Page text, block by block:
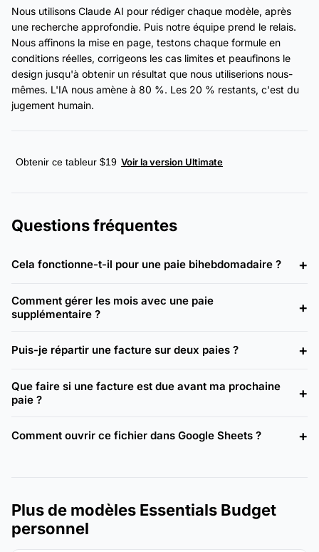
Nous utilisons Claude AI pour rédiger chaque modèle, après
une recherche approfondie. Puis notre équipe prend le relais.
Nous affinons la mise en page, testons chaque formule en
conditions réelles, corrigeons les cas limites et peaufinons le
design jusqu'à obtenir un résultat que nous utiliserions nous-
mêmes. L'IA nous amène à 80 %. Les 20 % restants, c'est du
jugement humain.
Obtenir ce tableur $19 Voir la version Ultimate
Questions fréquentes
Cela fonctionne-t-il pour une paie bihebdomadaire ?
Comment gérer les mois avec une paie
supplémentaire ?
Puis-je répartir une facture sur deux paies ?
Que faire si une facture est due avant ma prochaine
paie ?
Comment ouvrir ce fichier dans Google Sheets ?
Plus de modèles Essentials Budget
personnel